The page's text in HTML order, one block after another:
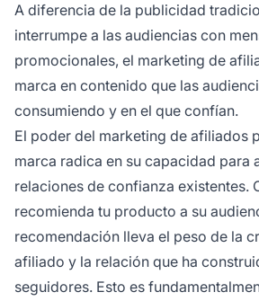
A diferencia de la publicidad
interrumpe a las audiencias con
promocionales, el marketing de
marca en contenido que las
consumiendo y en el que confían.
El poder del marketing de afiliados
marca radica en su capacidad para
relaciones de confianza existentes.
recomienda tu producto a su
recomendación lleva el peso de la
afiliado y la relación que ha
seguidores. Esto es